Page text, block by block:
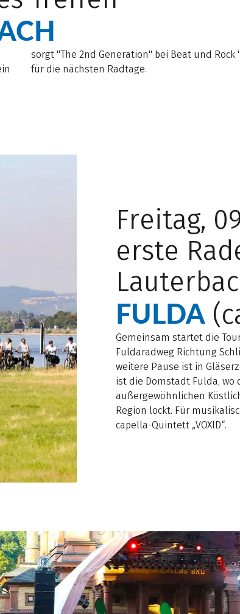
sorgt "The 2nd Generation" bei Beat und
für die nächsten Radtage.
Freitag,
erste
FULDA
Gemeinsam startet die
Fuldaradweg Richtung
weitere Pause ist in
ist die Domstadt Fulda,
außergewöhnlichen
Region lockt. Für
capella-Quintett „VOXID“.